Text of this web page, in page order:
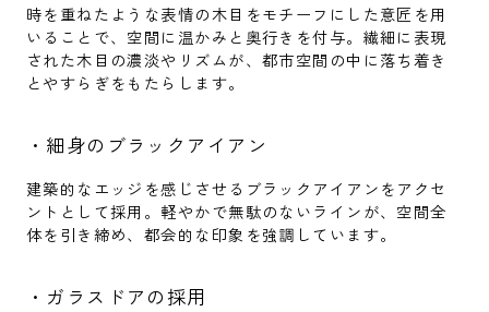
時を重ねたような表情の木目をモチーフにした意匠を用
いることで、空間に温かみと奥行きを付与。繊細に表現
された木目の濃淡やリズムが、都市空間の中に落ち着き
とやすらぎをもたらします。
・細身のブラックアイアン
建築的なエッジを感じさせるブラックアイアンをアクセ
ントとして採用。軽やかで無駄のないラインが、空間全
体を引き締め、都会的な印象を強調しています。
・ガラスドアの採用